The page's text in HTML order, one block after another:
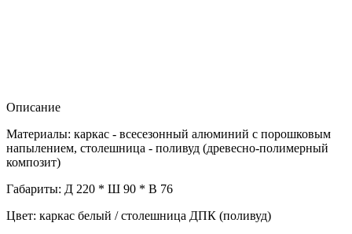
Описание
Материалы: каркас - всесезонный алюминий с порошковым
напылением, столешница - поливуд (древесно-полимерный
композит)
Габариты: Д 220 * Ш 90 * В 76
Цвет: каркас белый / столешница ДПК (поливуд)